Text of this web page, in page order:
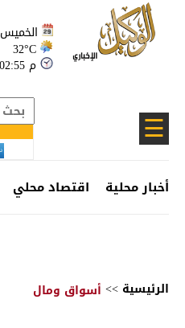
الخميس 2026-08-06
32°C
02:55 م
☰
أخبار محلية اقتصاد محلي
الرئيسية >> أسواق ومال